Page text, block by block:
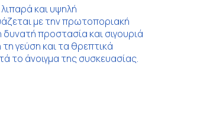
και υψηλή
με την πρωτοποριακή
δυνατή προστασία και σιγουριά
γεύση και τα θρεπτικά
το άνοιγμα της συσκευασίας.